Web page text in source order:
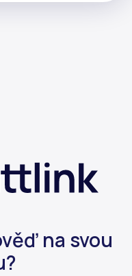
na svou